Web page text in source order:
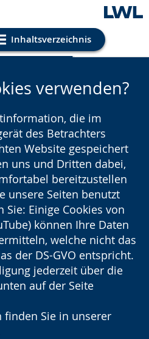
Inhaltsverzeichnis
verwenden?
die im
des Betrachters
Website gespeichert
uns und Dritten dabei,
bereitzustellen
unsere Seiten benutzt
Einige Cookies von
können Ihre Daten
welche nicht das
der DS-GVO entspricht.
jederzeit über die
auf der Seite
Sie in unserer